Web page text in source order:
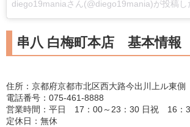
diego19maniaさん(@diego19mania)が投稿し
串八 白梅町本店 基本情報
住所：京都府京都市北区西大路今出川上ル東側
電話番号：075-461-8888
営業時間：平日 17：00～23：30 日祝 16：
定休日：無休